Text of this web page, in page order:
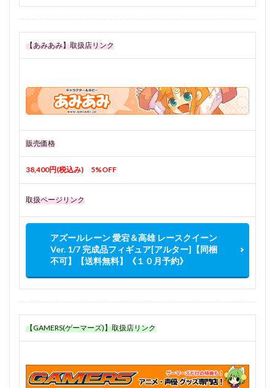
【あみあみ】取扱店リンク
販売価格
38,400円(税込み) 5%OFF
取扱ページリンク
アズールレーン 愛宕＆高雄 レースクイーン
Ver. 1/7 完成品フィギュア[アルター]【同梱
不可】【送料無料】《１０月予約》
【GAMERS(ゲーマーズ)】取扱店リンク